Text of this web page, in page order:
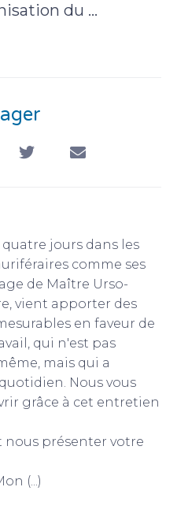
du ...
jours dans les
comme ses
de Maître Urso-
vient apporter des
en faveur de
qui n'est pas
mais qui a
Nous vous
grâce à cet entretien
nous présenter votre
(...)